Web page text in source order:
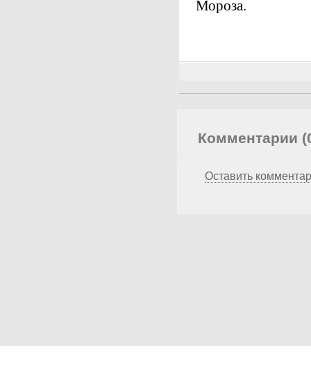
Мороза.
Комментарии
Оставить